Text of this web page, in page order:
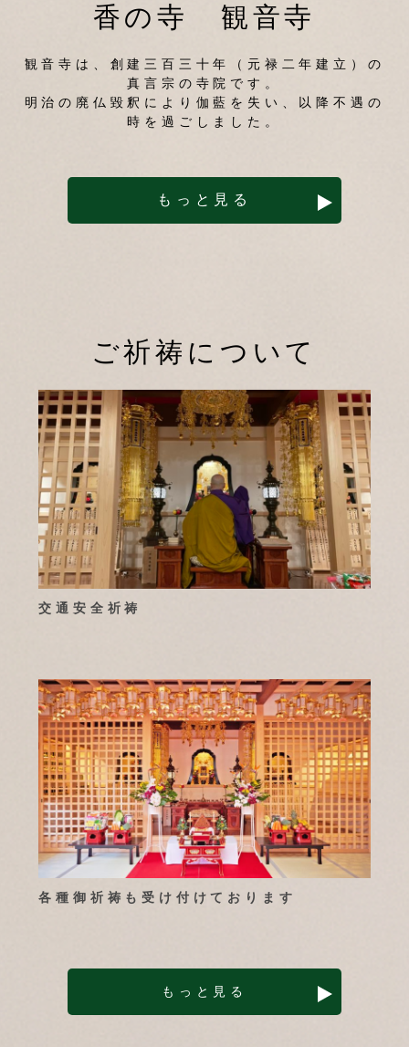
香の寺 観音寺
観音寺は、創建三百三十年（元禄二年建立）の
真言宗の寺院です。
明治の廃仏毀釈により伽藍を失い、以降不遇の
時を過ごしました。
もっと見る
ご祈祷について
交通安全祈祷
各種御祈祷も受け付けております
もっと見る